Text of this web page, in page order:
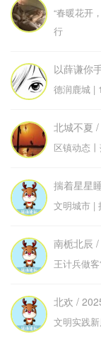
“春暖花开
行
以薛谦你
德润鹿城 |
北城不夏
区镇动态
揣着星星
文明城市 |
南栀北辰
王计兵做客
北欢 /
文明实践